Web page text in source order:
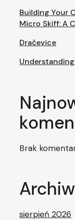
Building Your
Micro Skiff: A
Dračevice
Brak
sierpień 2026